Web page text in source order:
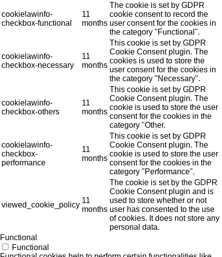
cookielawinfo-
checkbox-functional
11
months
The cookie is set by GDPR
cookie consent to record the
user consent for the cookies in
the category "Functional".
cookielawinfo-
checkbox-necessary
11
months
This cookie is set by GDPR
Cookie Consent plugin. The
cookies is used to store the
user consent for the cookies in
the category "Necessary".
cookielawinfo-
checkbox-others
11
months
This cookie is set by GDPR
Cookie Consent plugin. The
cookie is used to store the user
consent for the cookies in the
category "Other.
cookielawinfo-
checkbox-
performance
11
months
This cookie is set by GDPR
Cookie Consent plugin. The
cookie is used to store the user
consent for the cookies in the
category "Performance".
viewed_cookie_policy
11
months
The cookie is set by the GDPR
Cookie Consent plugin and is
used to store whether or not
user has consented to the use
of cookies. It does not store any
personal data.
Functional
Functional